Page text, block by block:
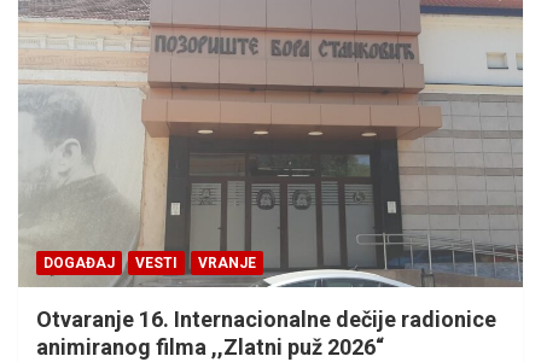
DOGAĐAJ VESTI VRANJE
Otvaranje 16. Internacionalne dečije radionice
animiranog filma ,,Zlatni puž 2026“